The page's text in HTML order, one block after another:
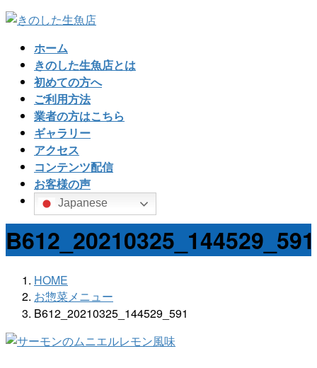
コ
ナ
ホーム
きのした生魚店とは
初めての方へ
ご利用方法
業者の方はこちら
ギャラリー
アクセス
コンテンツ配信
お客様の声
Japanese
B612_20210325_144529_591
HOME
お惣菜メニュー
B612_20210325_144529_591